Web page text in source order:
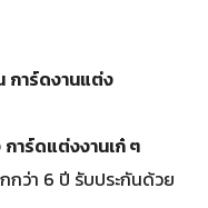
การ์ดงานแต่ง
การ์ดแต่งงานเก๋ ๆ
กว่า 6 ปี รับประกันด้วย